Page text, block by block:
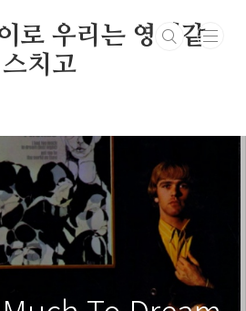
로 우리는 영원같
치고